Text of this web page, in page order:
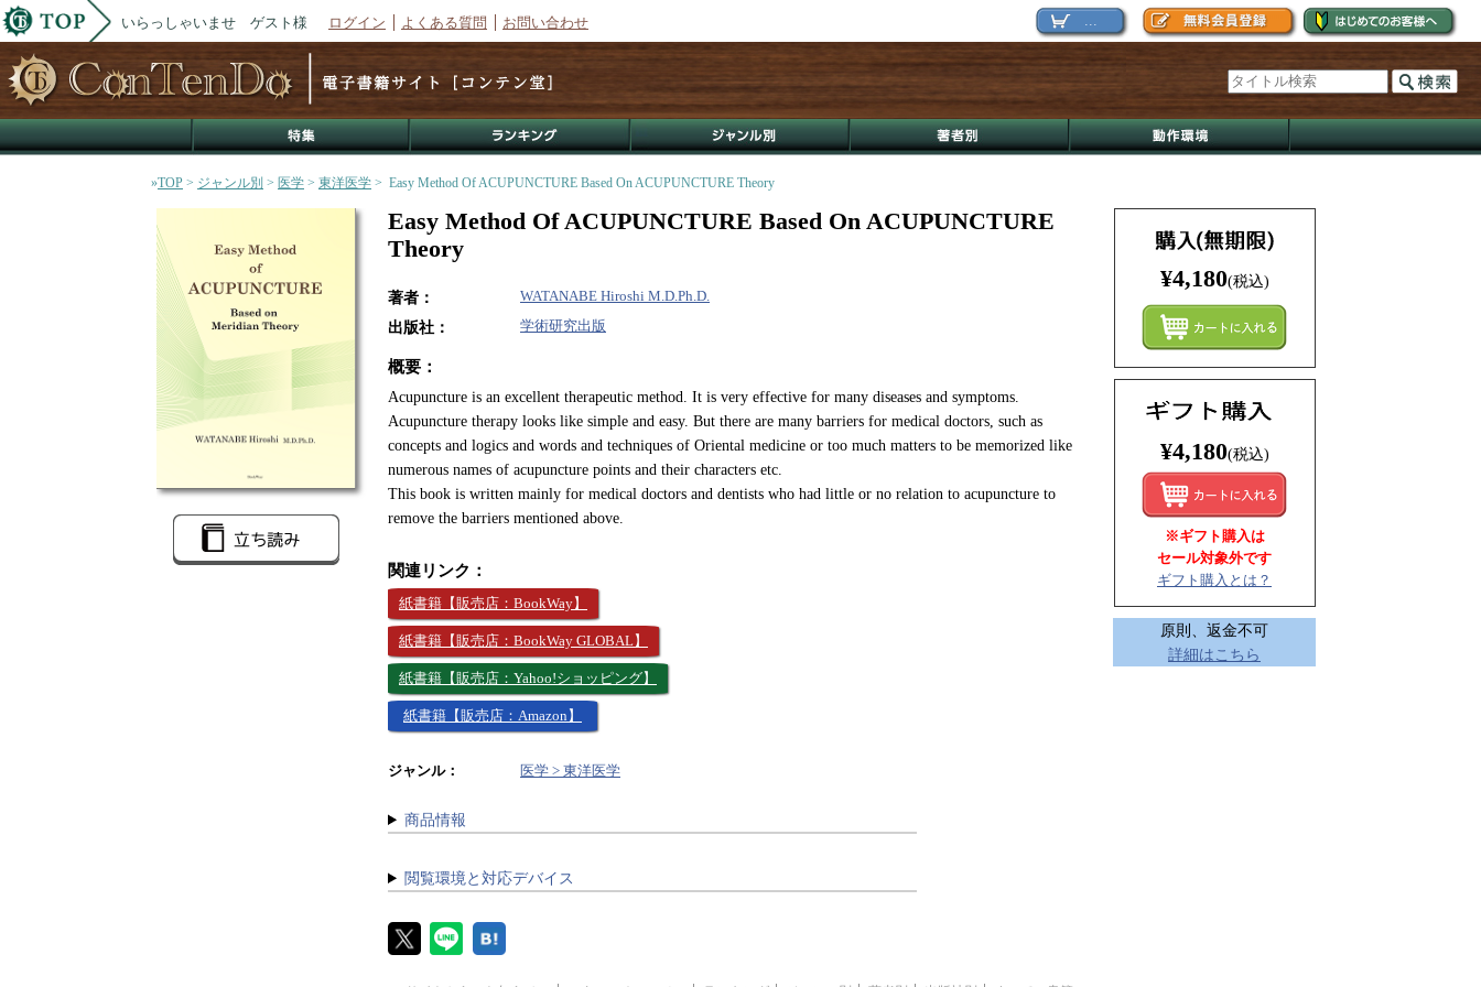
いらっしゃいませ ゲスト様 ログイン よくある質問 お問い合わせ
»TOP > ジャンル別 > 医学 > 東洋医学 > Easy Method Of ACUPUNCTURE Based On ACUPUNCTURE Theory
Easy Method Of ACUPUNCTURE Based On ACUPUNCTURE
Theory
著者： WATANABE Hiroshi M.D.Ph.D.
出版社： 学術研究出版
概要：
Acupuncture is an excellent therapeutic method. It is very effective for many diseases and symptoms.
Acupuncture therapy looks like simple and easy. But there are many barriers for medical doctors, such as
concepts and logics and words and techniques of Oriental medicine or too much matters to be memorized like
numerous names of acupuncture points and their characters etc.
This book is written mainly for medical doctors and dentists who had little or no relation to acupuncture to
remove the barriers mentioned above.
関連リンク：
紙書籍【販売店：BookWay】
紙書籍【販売店：BookWay GLOBAL】
紙書籍【販売店：Yahoo!ショッピング】
紙書籍【販売店：Amazon】
ジャンル： 医学 > 東洋医学
商品情報
閲覧環境と対応デバイス
¥4,180(税込)
¥4,180(税込)
※ギフト購入は
セール対象外です
ギフト購入とは？
原則、返金不可
詳細はこちら